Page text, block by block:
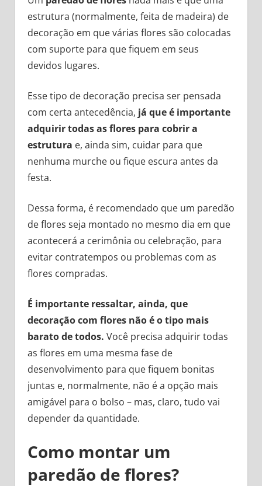
estrutura (normalmente, feita de madeira) de
decoração em que várias flores são colocadas
com suporte para que fiquem em seus
devidos lugares.
Esse tipo de decoração precisa ser pensada
com certa antecedência, já que é importante
adquirir todas as flores para cobrir a
estrutura e, ainda sim, cuidar para que
nenhuma murche ou fique escura antes da
festa.
Dessa forma, é recomendado que um paredão
de flores seja montado no mesmo dia em que
acontecerá a cerimônia ou celebração, para
evitar contratempos ou problemas com as
flores compradas.
É importante ressaltar, ainda, que
decoração com flores não é o tipo mais
barato de todos. Você precisa adquirir todas
as flores em uma mesma fase de
desenvolvimento para que fiquem bonitas
juntas e, normalmente, não é a opção mais
amigável para o bolso – mas, claro, tudo vai
depender da quantidade.
Como montar um
paredão de flores?